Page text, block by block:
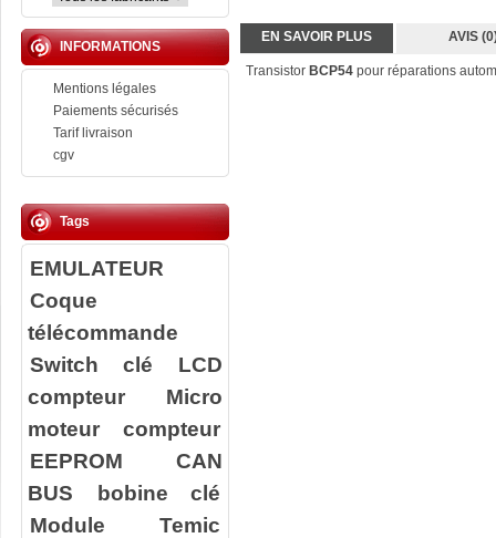
INFORMATIONS
Mentions légales
Paiements sécurisés
Tarif livraison
cgv
Tags
EMULATEUR
Coque
télécommande
Switch clé
LCD
compteur
Micro
moteur compteur
EEPROM
CAN
BUS
bobine clé
Module Temic
EN SAVOIR PLUS AVIS
Transistor BCP54 pour réparations